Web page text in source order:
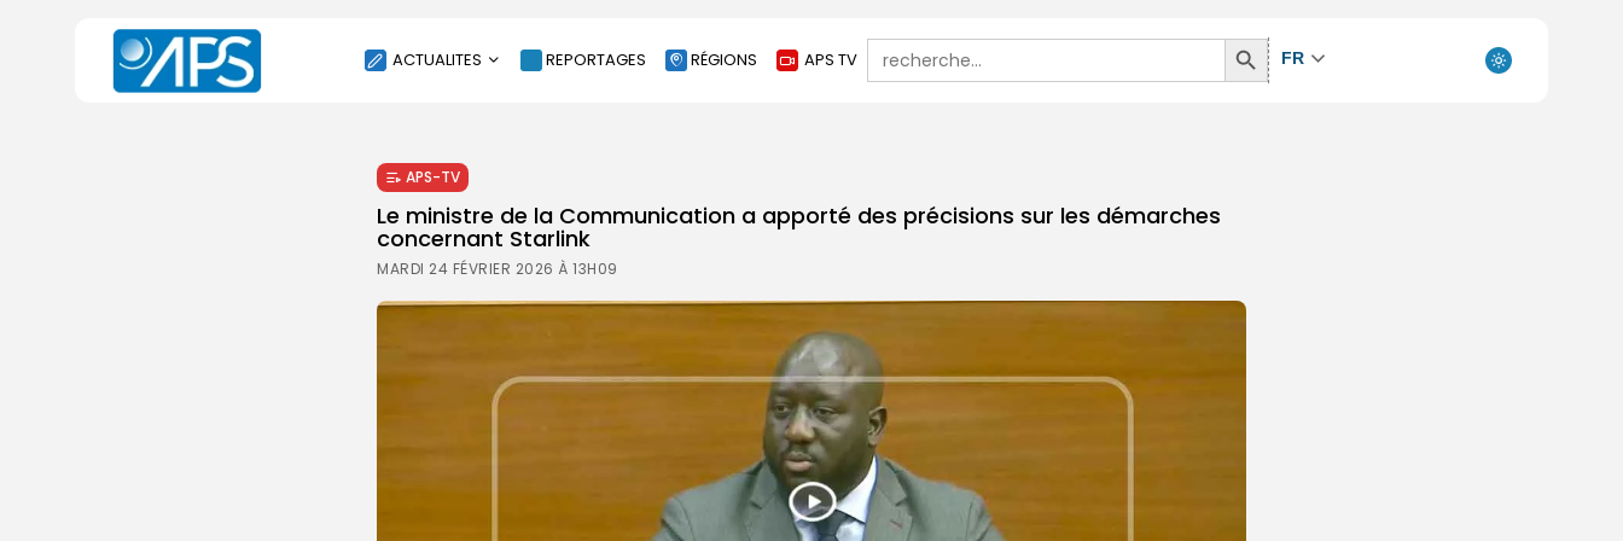
ACTUALITES
SOCIÉTÉ
ÉCONOMIE
CULTURE
REPORTAGES RÉGIONS APS TV
Search
for:
Search
Button
FR
APS-TV
Le ministre de la Communication a apporté des précisions sur les démarches
concernant Starlink
MARDI 24 FÉVRIER 2026 À 13H09